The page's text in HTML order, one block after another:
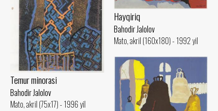
Temur minorasi
Bahodir Jalolov
Mato, akril (75x17) - 1996 yil
Hayqiriq
Bahodir Jalolov
Mato, akril (160x180) - 1992 yil